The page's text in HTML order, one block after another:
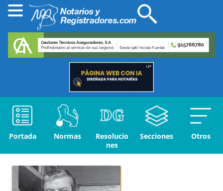
Portada Normas
Resolucio
nes
Secciones Otros